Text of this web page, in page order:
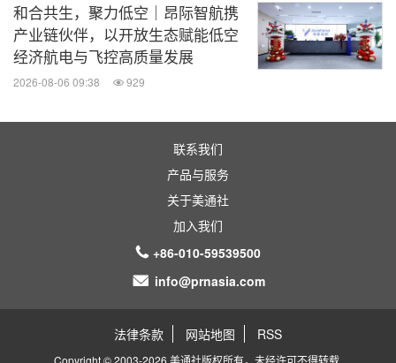
和合共生，聚力低空｜昂际智航携
产业链伙伴，以开放生态赋能低空
经济航电与飞控高质量发展
2026-08-06 09:38 929
联系我们
产品与服务
关于美通社
加入我们
+86-010-59539500
info@prnasia.com
法律条款 网站地图 RSS
Copyright © 2003-2026 美通社版权所有，未经许可不得转载.